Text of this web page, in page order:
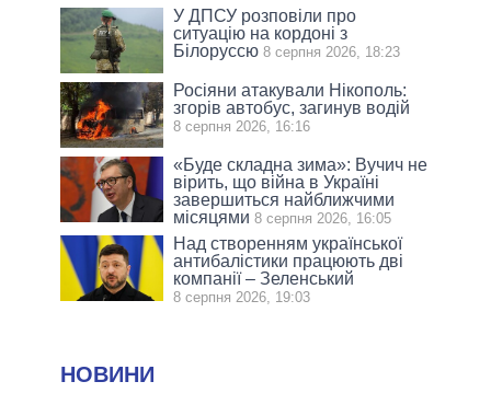
У ДПСУ розповіли про
ситуацію на кордоні з
Білоруссю 8 серпня 2026, 18:23
Росіяни атакували Нікополь:
згорів автобус, загинув водій
8 серпня 2026, 16:16
«Буде складна зима»: Вучич не
вірить, що війна в Україні
завершиться найближчими
місяцями 8 серпня 2026, 16:05
Над створенням української
антибалістики працюють дві
компанії – Зеленський
8 серпня 2026, 19:03
НОВИНИ